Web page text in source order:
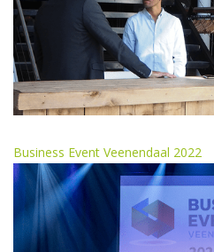
Business Event Veenendaal 2022